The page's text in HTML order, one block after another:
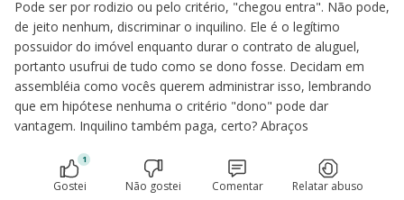
Pode ser por rodizio ou pelo critério, "chegou entra". Não pode,
de jeito nenhum, discriminar o inquilino. Ele é o legítimo
possuidor do imóvel enquanto durar o contrato de aluguel,
portanto usufrui de tudo como se dono fosse. Decidam em
assembléia como vocês querem administrar isso, lembrando
que em hipótese nenhuma o critério "dono" pode dar
vantagem. Inquilino também paga, certo? Abraços
1
Gostei Não gostei Comentar Relatar abuso